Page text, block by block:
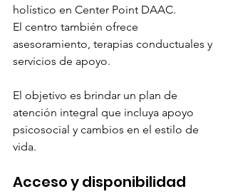
holístico en Center Point DAAC.
El centro también ofrece
asesoramiento, terapias conductuales y
servicios de apoyo.
El objetivo es brindar un plan de
atención integral que incluya apoyo
psicosocial y cambios en el estilo de
vida.
Acceso y disponibilidad